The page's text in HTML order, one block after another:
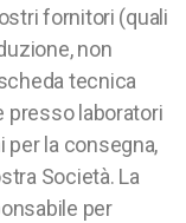
fornitori (quali
non
tecnica
presso laboratori
la consegna,
Società. La
per